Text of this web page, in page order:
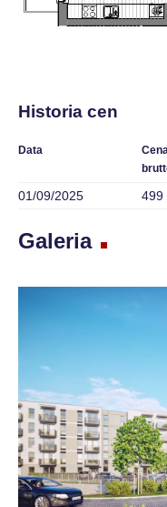
Historia cen
Data
01/09/2025 499
Galeria